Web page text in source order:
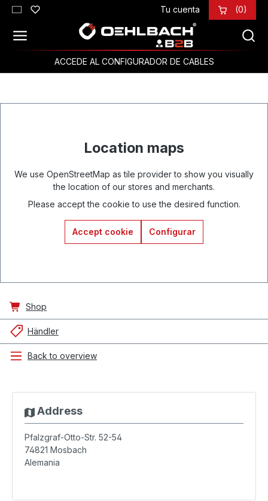
Saltar al contenido principal Tu cuenta (0)
ACCEDE AL CONFIGURADOR DE CABLES
Location maps
We use OpenStreetMap as tile provider to show you visually
the location of our stores and merchants.
Please accept the cookie to use the desired function.
Accept cookie Configurar
Shop
Händler
Back to overview
Address
Pfalzgraf-Otto-Str. 52-54
74821 Mosbach
Alemania